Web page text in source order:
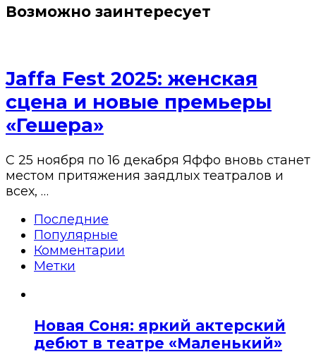
Возможно заинтересует
Jaffa Fest 2025: женская
сцена и новые премьеры
«Гешера»
С 25 ноября по 16 декабря Яффо вновь станет
местом притяжения заядлых театралов и
всех, …
Последние
Популярные
Комментарии
Метки
Новая Соня: яркий актерский
дебют в театре «Маленький»